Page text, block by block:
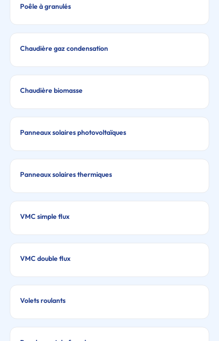
Poêle à granulés
Chaudière gaz condensation
Chaudière biomasse
Panneaux solaires photovoltaïques
Panneaux solaires thermiques
VMC simple flux
VMC double flux
Volets roulants